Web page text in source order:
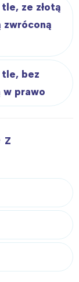
ze złotą
zwróconą
tle, bez
w prawo
z